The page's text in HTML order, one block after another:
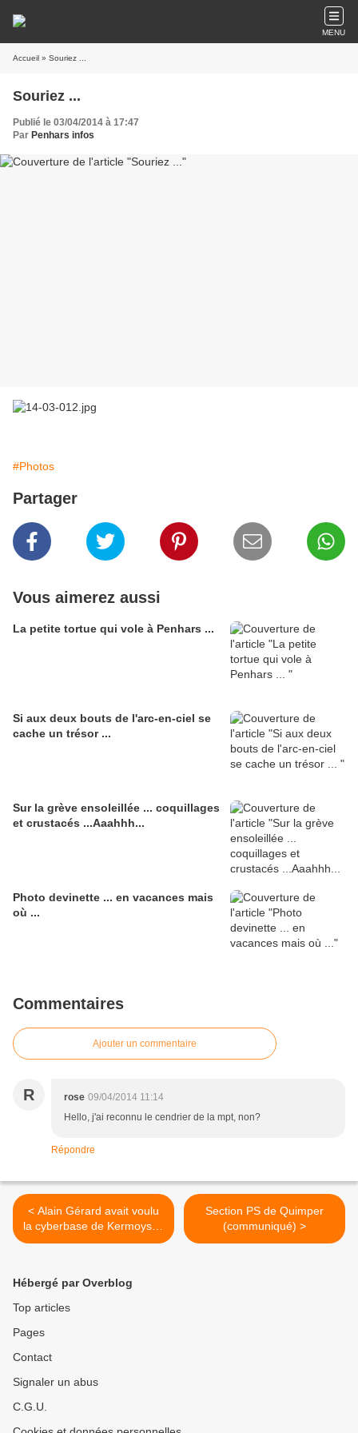
MENU
Accueil » Souriez ...
Souriez ...
Publié le 03/04/2014 à 17:47
Par Penhars infos
#Photos
Partager
Vous aimerez aussi
La petite tortue qui vole à Penhars ...
Si aux deux bouts de l'arc-en-ciel se
cache un trésor ...
Sur la grève ensoleillée ... coquillages
et crustacés ...Aaahhh...
Photo devinette ... en vacances mais
où ...
Commentaires
Ajouter un commentaire
R rose 09/04/2014 11:14
Hello, j'ai reconnu le cendrier de la mpt, non?
Répondre
< Alain Gérard avait voulu
la cyberbase de Kermoysan
...
Section PS de Quimper
(communiqué) >
Hébergé par Overblog
Top articles
Pages
Contact
Signaler un abus
C.G.U.